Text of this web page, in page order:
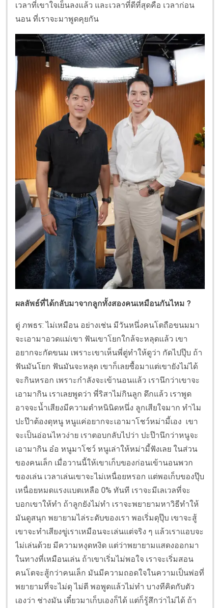
เวลาที่เขาใจเย็นลงแล้ว และเวลาที่ดีที่สุดคือ เวลาก่อน
นอน ที่เราจะมาพูดคุยกัน
ผลลัพธ์ที่ได้กลับมาจากลูกทั้งสองคนเหมือนกันไหม ?
ตู่ ภพธร: ไม่เหมือน อย่างเช่น มีวันหนึ่งคนโตถือขนมมา
จะเอามาอวดแม่เขา ฟันเขาโยกใกล้จะหลุดแล้ว เขา
อยากจะกัดขนม เพราะเขาเห็นพี่ตู่ทำให้ดูว่า กัดไปปุ๊บ ถ้า
ฟันมันโยก ฟันมันจะหลุด เขาก็เลยซื้อมาแต่เขายังไม่ได้
จะกินหรอก เพราะกำลังจะเข้านอนแล้ว เรานึกว่าเขาจะ
เอามากิน เราเลยพูดว่า พี่ริสาไม่กินลูก ดึกแล้ว เราพูด
อาจจะน้ำเสียงมีความตำหนินิดหนึ่ง ลูกเสียใจมาก ทำไม
ปะป๊าต้องดุหนู หนูแค่อยากจะเอามาโชว์หม่ามี้เอง เขา
จะเป็นอ่อนไหวง่าย เราตอบกลับไปว่า ปะป๊านึกว่าหนูจะ
เอามากิน อ๋อ หนูมาโชว์ หนูเล่าให้หม่ามี้ฟังเลย ในส่วน
ของคนเล็ก เมื่อวานนี้ให้เขาเก็บของก่อนเข้านอนพวก
ของเล่น เวลาเล่นเขาจะไม่เหนื่อยหรอก แต่พอเก็บของปุ๊บ
เหนื่อยหมดแรงแบตเหลือ 0% ทันที เราจะมีเลเวลที่จะ
บอกเขาให้ทำ ถ้าลูกยังไม่ทำ เราจะพยายามหาวิธีทำให้
มันดูสนุก พยายามไล่ระดับของเรา พอเริ่มดุปุ๊บ เขาจะสู้
เขาจะทำเสียงขู่เราเหมือนจะเล่นแต่จริง ๆ แล้วเราแอบจะ
ไม่เล่นด้วย มีความหงุดหงิด แต่ว่าพยายามแสดงออกมา
ในทางที่เหมือนเล่น ถ้าเขาเริ่มไม่พอใจ เราจะเริ่มสอน
คนโตจะสู้กว่าคนเล็ก มันมีความถอดใจในความเป็นพ่อที่
พยายามที่จะไม่ดุ ไม่ตี พอพูดแล้วไม่ทำ บางทีคิดกับตัว
เองว่า ช่างมัน เดี๋ยวมาเก็บเองก็ได้ แต่ก็รู้สึกว่าไม่ได้ ถ้า